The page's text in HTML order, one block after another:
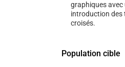
graphiques avec
introduction des
croisés.
Population cible